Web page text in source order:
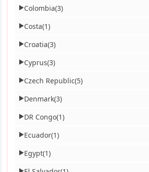
▶Colombia(3)
▶Costa(1)
▶Croatia(3)
▶Cyprus(3)
▶Czech Republic(5)
▶Denmark(3)
▶DR Congo(1)
▶Ecuador(1)
▶Egypt(1)